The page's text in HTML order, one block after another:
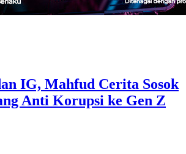
IG, Mahfud Cerita Sosok
Anti Korupsi ke Gen Z